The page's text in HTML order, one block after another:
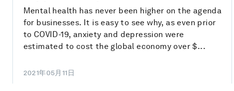
Mental health has never been higher on the agenda
for businesses. It is easy to see why, as even prior
to COVID-19, anxiety and depression were
estimated to cost the global economy over $...
2021年05月11日